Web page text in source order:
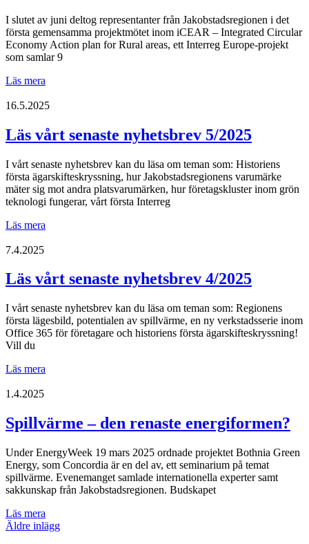
I slutet av juni deltog representanter från Jakobstadsregionen i det
första gemensamma projektmötet inom iCEAR – Integrated Circular
Economy Action plan for Rural areas, ett Interreg Europe-projekt
som samlar 9
Läs mera
besök
Tyskland
16.5.2025
Läs vårt senaste nyhetsbrev 5/2025
I vårt senaste nyhetsbrev kan du läsa om teman som: Historiens
första ägarskifteskryssning, hur Jakobstadsregionens varumärke
mäter sig mot andra platsvarumärken, hur företagskluster inom grön
teknologi fungerar, vårt första Interreg
Läs mera
5/2025
7.4.2025
Läs vårt senaste nyhetsbrev 4/2025
I vårt senaste nyhetsbrev kan du läsa om teman som: Regionens
första lägesbild, potentialen av spillvärme, en ny verkstadsserie inom
Office 365 för företagare och historiens första ägarskifteskryssning!
Vill du
Läs mera
4/2025
1.4.2025
Spillvärme – den renaste energiformen?
Under EnergyWeek 19 mars 2025 ordnade projektet Bothnia Green
Energy, som Concordia är en del av, ett seminarium på temat
spillvärme. Evenemanget samlade internationella experter samt
sakkunskap från Jakobstadsregionen. Budskapet
Läs mera
–
Inläggsnavigering
Äldre inlägg